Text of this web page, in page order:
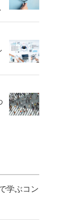
学ぶコン